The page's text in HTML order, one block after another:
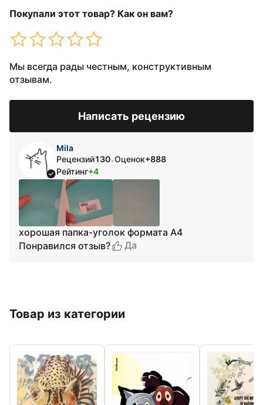
Покупали этот товар? Как он вам?
Мы всегда рады честным, конструктивным
отзывам.
Написать рецензию
Mila
Рецензий130•Оценок+888
Рейтинг+4
хорошая папка-уголок формата А4
Понравился отзыв?
Да
Товар из категории